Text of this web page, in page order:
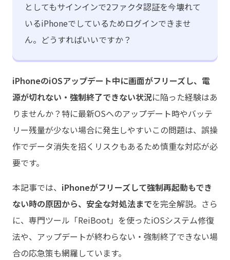
としてもサインインで2ファクタ認証を今壊れて
いるiPhoneでしているためログインできませ
ん。どうすればいいですか？
iPhoneのiOSアップデート中に画面がフリーズし、電
源が切れない・強制終了できない状況に陥った経験はあ
りませんか？特に最新OSへのアップデート時やバッテ
リー残量が少ない場合に発生しやすいこの問題は、誤操
作でデータ消失を招くリスクもあるため慎重な対応が必
要です。
本記事では、 iPhoneがフリーズして強制再起動もでき
ない時の原因から、安全な対処法までを完全解説。さら
に、専門ツール「ReiBoot」を使ったiOSシステム修復
法や、アップデートが終わらない・強制終了できない場
合の応急策も網羅しています。